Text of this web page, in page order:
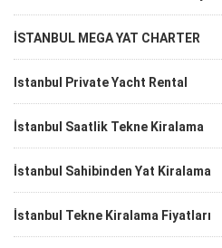
İSTANBUL MEGA YAT CHARTER
Istanbul Private Yacht Rental
İstanbul Saatlik Tekne Kiralama
İstanbul Sahibinden Yat Kiralama
İstanbul Tekne Kiralama Fiyatları